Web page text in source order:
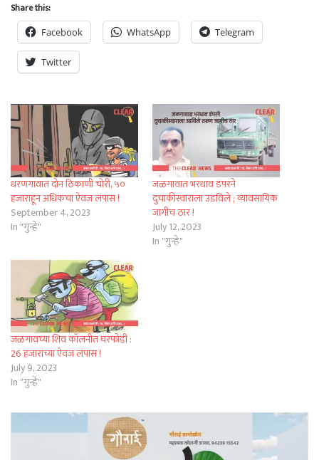
Share this:
Facebook WhatsApp Telegram
Twitter
धरणगावात दोन ठिकाणी चोरी, ५०
हजाराहून अधिकचा ऐवज लंपास !
September 4, 2023
In "गुन्हे"
जळगावात भरधाव डंपरने
दुचाकीस्वाराला उडविले ; व्यावसायिक
जागीच ठार !
July 12, 2023
In "गुन्हे"
जळगावच्या शिव कॉलनीत घरफोडी :
26 हजारांच्या ऐवज लंपास !
July 9, 2023
In "गुन्हे"